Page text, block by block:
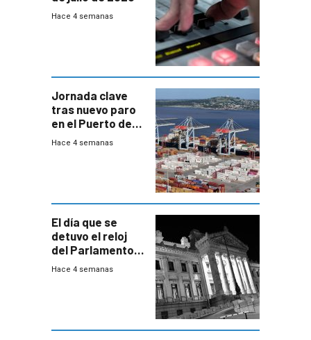
Hace 4 semanas
Jornada clave
tras nuevo paro
en el Puerto de
Montevideo
Hace 4 semanas
El día que se
detuvo el reloj
del Parlamento
para negociar
Hace 4 semanas